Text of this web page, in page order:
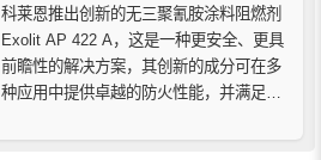
科莱恩推出创新的无三聚氰胺涂料阻燃剂
Exolit AP 422 A，这是一种更安全、更具
前瞻性的解决方案，其创新的成分可在多
种应用中提供卓越的防火性能，并满足现